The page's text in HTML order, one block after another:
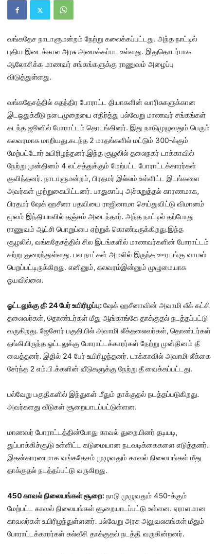
வங்கதேச நாடாளுமன்றம் நேற்று கலைக்கப்பட்டது. அந்த நாட்டில்
புதிய இடைக்கால அரசு அமைக்கப்பட உள்ளது. இதுதொடர்பாக
ஆலோசிக்க மாணவர் சங்கங்களுக்கு ராணுவம் அழைப்பு
விடுத்துள்ளது.
வங்கதேசத்தில் சுதந்திர போராட்ட தியாகளின் வாரிசுகளுக்கான
இடஒதுக்கீடு நடைமுறையை எதிர்த்து பல்வேறு மாணவர் சங்கங்கள்
கடந்த ஜூனில் போராட்டம் தொடங்கினர். இது நாடுமுழுவதும் பெரும்
கலவரமாக மாறியது.கடந்த 2 மாதங்களில் மட்டும் 300-க்கும்
மேற்பட்டோர் உயிரிழந்தனர்.இந்த சூழலில் தலைநகர் டாக்காவில்
நேற்று முன்தினம் 4 லட்சத்துக்கும் மேற்பட்ட போராட்டக்காரர்கள்
குவிந்தனர். நாடாளுமன்றம், பிரதமர் இல்லம் உள்ளிட்ட இடங்களை
அவர்கள் முற்றுகையிட்டனர். பாதுகாப்பு அச்சுறுத்தல் காரணமாக,
பிரதமர் ஷேக் ஹசீனா பதவியை ராஜினாமா செய்துவிட்டு விமானம்
மூலம் இந்தியாவில் தஞ்சம் அடைந்தார். அந்த நாட்டில் தற்போது
ராணுவம் ஆட்சி பொறுப்பை ஏற்றுக் கொண்டிருக்கிறது.இந்த
சூழலில், வங்கதேசத்தில் சில இடங்களில் மாணவர்களின் போராட்டம்
சற்று குறைந்துள்ளது. பல நாட்கள் அமலில் இருந்த ஊரடங்கு வாபஸ்
பெறப்பட்டிருக்கிறது. எனினும், கலவரம்இன்னும் முழுமையாக
ஓயவில்லை.
ஓட்டலுக்கு தீ: 24 பேர் உயிரிழப்பு:ஷேக் ஹசீனாவின் அவாமி லீக் கட்சி
தலைவர்கள், தொண்டர்கள் மீது ஆங்காங்கே தாக்குதல் நடத்தப்பட்டு
வருகிறது. ஜேசோர் பகுதியில் அவாமி லீக்தலைவர்கள், தொண்டர்கள்
தங்கியிருந்த ஓட்டலுக்கு போராட்டக்காரர்கள் நேற்று முன்தினம் தீ
வைத்தனர். இதில் 24 பேர் உயிரிழந்தனர். டாக்காவில் அவாமி லீக்கை
சேர்ந்த 2 எம்.பி.க்களின் வீடுகளுக்கு நேற்று தீ வைக்கப்பட்டது.
பல்வேறு பகுதிகளில் இந்துகள் மீதும் தாக்குதல் நடத்தப்படுகிறது.
அவர்களது வீடுகள் சூறையாடப்பட்டுள்ளன.
மாணவர் போராட்டத்தின்போது காவல் துறையினர் தடியடி,
துப்பாக்கிச்சூடு உள்ளிட்ட கடுமையான நடவடிக்கைகளை எடுத்தனர்.
இதன்காரணமாக வங்கதேசம் முழுவதும் காவல் நிலையங்கள் மீது
தாக்குதல் நடத்தப்பட்டு வருகிறது.
450 காவல் நிலையங்கள் சூறை: நாடு முழுவதும் 450-க்கும்
மேற்பட்ட காவல் நிலையங்கள் சூறையாடப்பட்டு உள்ளன. ஏராளமான
காவலர்கள் உயிரிழந்துள்ளனர். பல்வேறு அரசு அலுவலகங்கள் மீதும்
போராட்டக்காரர்கள் கல்வீசி தாக்குதல் நடத்தி வருகின்றனர்.